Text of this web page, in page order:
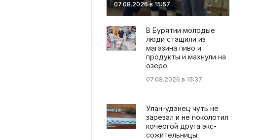
07.08.2026 в 15:57
В Бурятии молодые
люди стащили из
магазина пиво и
продукты и махнули на
озеро
07.08.2026 в 15:37
Улан-удэнец чуть не
зарезал и не поколотил
кочергой друга экс-
сожительницы